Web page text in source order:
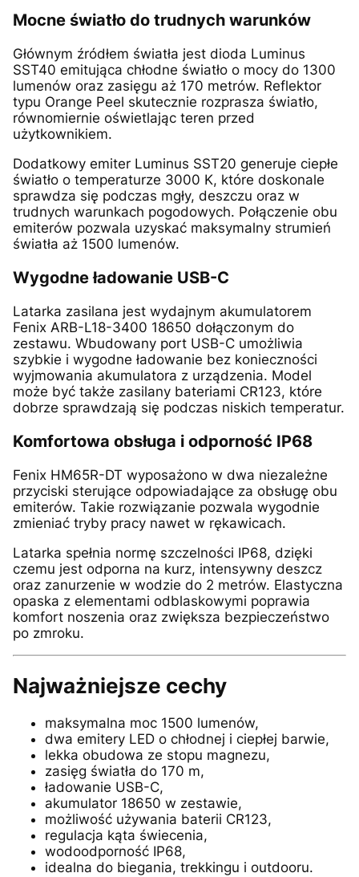
Mocne światło do trudnych warunków
Głównym źródłem światła jest dioda Luminus
SST40 emitująca chłodne światło o mocy do 1300
lumenów oraz zasięgu aż 170 metrów. Reflektor
typu Orange Peel skutecznie rozprasza światło,
równomiernie oświetlając teren przed
użytkownikiem.
Dodatkowy emiter Luminus SST20 generuje ciepłe
światło o temperaturze 3000 K, które doskonale
sprawdza się podczas mgły, deszczu oraz w
trudnych warunkach pogodowych. Połączenie obu
emiterów pozwala uzyskać maksymalny strumień
światła aż 1500 lumenów.
Wygodne ładowanie USB-C
Latarka zasilana jest wydajnym akumulatorem
Fenix ARB-L18-3400 18650 dołączonym do
zestawu. Wbudowany port USB-C umożliwia
szybkie i wygodne ładowanie bez konieczności
wyjmowania akumulatora z urządzenia. Model
może być także zasilany bateriami CR123, które
dobrze sprawdzają się podczas niskich temperatur.
Komfortowa obsługa i odporność IP68
Fenix HM65R-DT wyposażono w dwa niezależne
przyciski sterujące odpowiadające za obsługę obu
emiterów. Takie rozwiązanie pozwala wygodnie
zmieniać tryby pracy nawet w rękawicach.
Latarka spełnia normę szczelności IP68, dzięki
czemu jest odporna na kurz, intensywny deszcz
oraz zanurzenie w wodzie do 2 metrów. Elastyczna
opaska z elementami odblaskowymi poprawia
komfort noszenia oraz zwiększa bezpieczeństwo
po zmroku.
Najważniejsze cechy
maksymalna moc 1500 lumenów,
dwa emitery LED o chłodnej i ciepłej barwie,
lekka obudowa ze stopu magnezu,
zasięg światła do 170 m,
ładowanie USB-C,
akumulator 18650 w zestawie,
możliwość używania baterii CR123,
regulacja kąta świecenia,
wodoodporność IP68,
idealna do biegania, trekkingu i outdooru.